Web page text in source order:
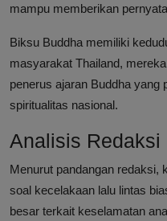
mampu memberikan
Biksu Buddha memiliki
masyarakat Thailand,
penerus ajaran Buddha yang
spiritualitas nasional.
Analisis Redaksi
Menurut pandangan redaksi,
soal kecelakaan lalu lintas
besar terkait keselamatan